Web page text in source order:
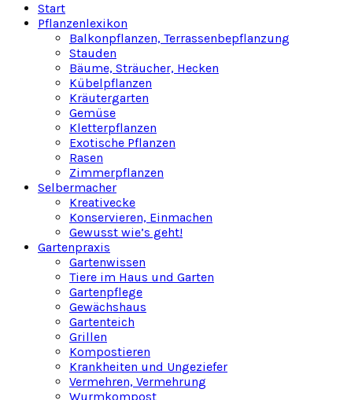
Start
Pflanzenlexikon
Balkonpflanzen, Terrassenbepflanzung
Stauden
Bäume, Sträucher, Hecken
Kübelpflanzen
Kräutergarten
Gemüse
Kletterpflanzen
Exotische Pflanzen
Rasen
Zimmerpflanzen
Selbermacher
Kreativecke
Konservieren, Einmachen
Gewusst wie’s geht!
Gartenpraxis
Gartenwissen
Tiere im Haus und Garten
Gartenpflege
Gewächshaus
Gartenteich
Grillen
Kompostieren
Krankheiten und Ungeziefer
Vermehren, Vermehrung
Wurmkompost